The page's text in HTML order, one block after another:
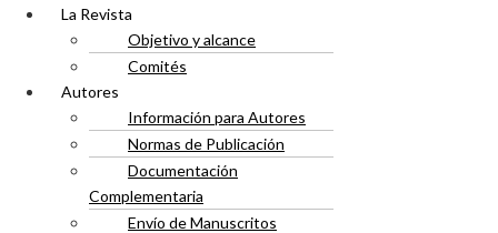
La Revista
Objetivo y alcance
Comités
Autores
Información para Autores
Normas de Publicación
Documentación
Complementaria
Envío de Manuscritos